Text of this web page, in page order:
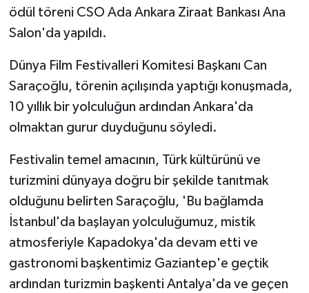
ödül töreni CSO Ada Ankara Ziraat Bankası Ana
Salon'da yapıldı.
Dünya Film Festivalleri Komitesi Başkanı Can
Saraçoğlu, törenin açılışında yaptığı konuşmada,
10 yıllık bir yolculuğun ardından Ankara'da
olmaktan gurur duyduğunu söyledi.
Festivalin temel amacının, Türk kültürünü ve
turizmini dünyaya doğru bir şekilde tanıtmak
olduğunu belirten Saraçoğlu, 'Bu bağlamda
İstanbul'da başlayan yolculuğumuz, mistik
atmosferiyle Kapadokya'da devam etti ve
gastronomi başkentimiz Gaziantep'e geçtik
ardından turizmin başkenti Antalya'da ve geçen